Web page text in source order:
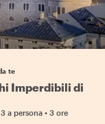
te
Imperdibili di
a persona • 3 ore